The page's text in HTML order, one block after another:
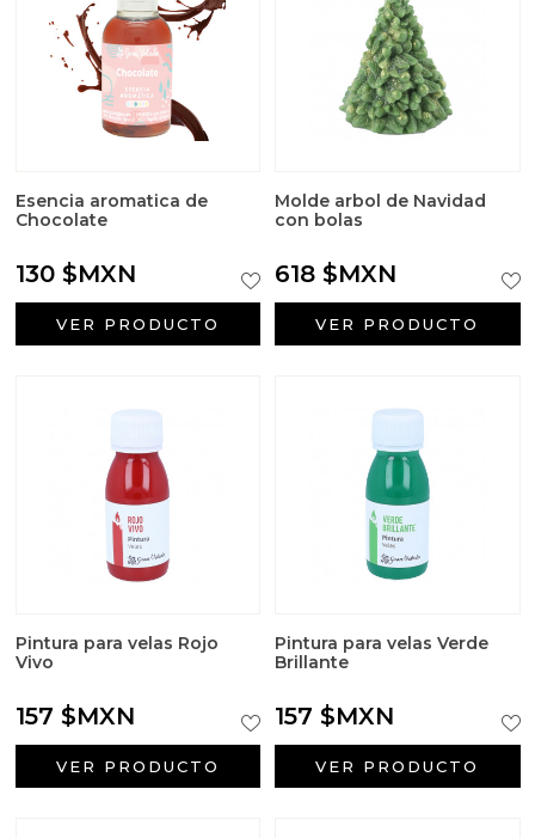
Esencia aromatica de
Chocolate
130 $MXN
VER PRODUCTO
Molde arbol de Navidad
con bolas
618 $MXN
VER PRODUCTO
Pintura para velas Rojo
Vivo
157 $MXN
VER PRODUCTO
Pintura para velas Verde
Brillante
157 $MXN
VER PRODUCTO